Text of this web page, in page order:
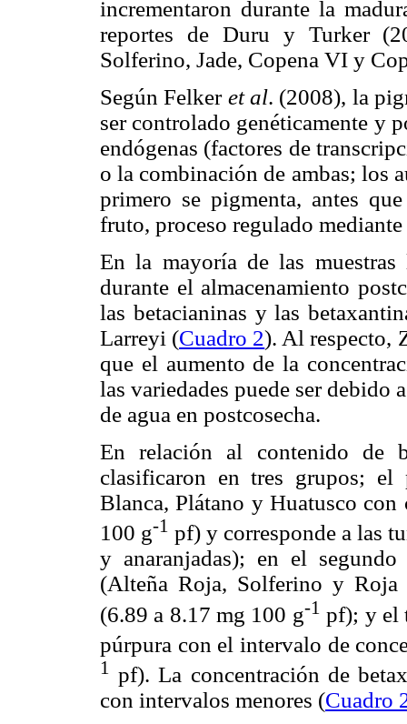
incrementaron durante la
reportes de Duru y Turker
Solferino, Jade, Copena VI y
Según Felker et al. (2008), la
ser controlado genéticamente y
endógenas (factores de
o la combinación de ambas; los
primero se pigmenta, antes
fruto, proceso regulado
En la mayoría de las
durante el almacenamiento
las betacianinas y las
Larreyi (Cuadro 2). Al respecto,
que el aumento de la
las variedades puede ser debido
de agua en postcosecha.
En relación al contenido de
clasificaron en tres grupos; el
Blanca, Plátano y Huatusco con
100 g-1 pf) y corresponde a las
y anaranjadas); en el
(Alteña Roja, Solferino y Roja
(6.89 a 8.17 mg 100 g-1 pf); y el
púrpura con el intervalo de
1 pf). La concentración de
con intervalos menores (Cuadro